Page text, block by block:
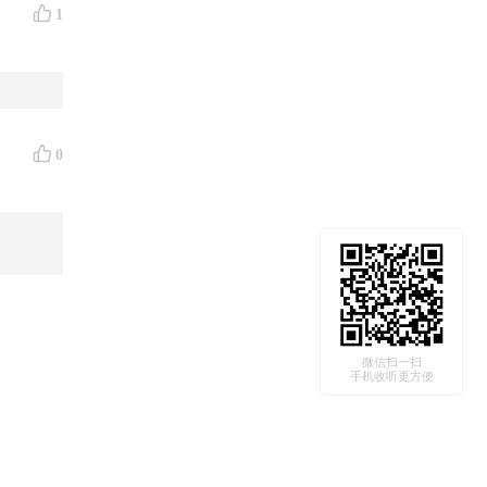
1
0
微信扫一扫
手机收听更方便